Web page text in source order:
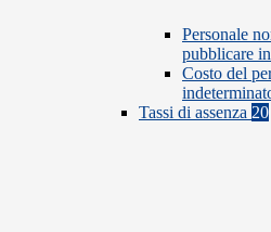
Personale
pubblicare
Costo del
Tassi di assenza 20